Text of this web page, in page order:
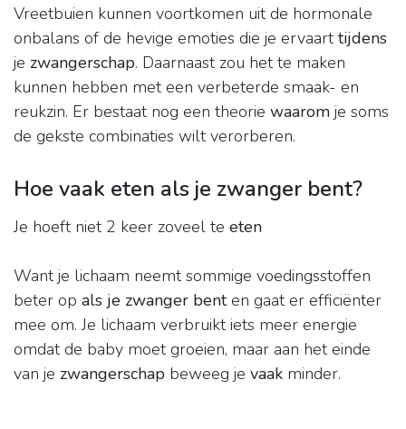
Vreetbuien kunnen voortkomen uit de hormonale
onbalans of de hevige emoties die je ervaarttijdens
je zwangerschap. Daarnaast zou het te maken
kunnen hebben met een verbeterde smaak- en
reukzin. Er bestaat nog een theorie waarom je soms
de gekste combinaties wilt verorberen.
Hoe vaak eten als je zwanger bent?
Je hoeft niet 2 keer zoveel te eten
Want je lichaam neemt sommige voedingsstoffen
beter op als je zwanger benten gaat er efficiënter
mee om. Je lichaam verbruikt iets meer energie
omdat de baby moet groeien, maar aan het einde
van je zwangerschap beweeg je vaak minder.